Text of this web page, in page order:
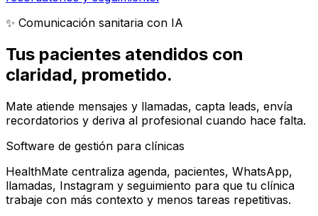
✨ Comunicación sanitaria con IA
Tus pacientes atendidos con
claridad, prometido.
Mate atiende mensajes y llamadas, capta leads, envía
recordatorios y deriva al profesional cuando hace falta.
Software de gestión para clínicas
HealthMate centraliza agenda, pacientes, WhatsApp,
llamadas, Instagram y seguimiento para que tu clínica
trabaje con más contexto y menos tareas repetitivas.